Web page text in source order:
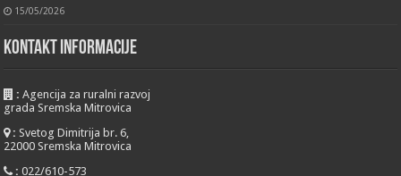
15/05/2026
KONTAKT INFORMACIJE
:Agencija za ruralni razvoj
grada Sremska Mitrovica
: Svetog Dimitrija br. 6,
22000 Sremska Mitrovica
:022/610-573